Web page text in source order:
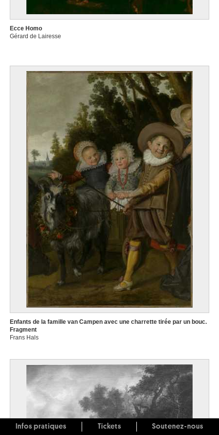
Ecce Homo
Gérard de Lairesse
Enfants de la famille van Campen avec une charrette tirée par un bouc.
Fragment
Frans Hals
Infos pratiques Tickets Soutenez-nous